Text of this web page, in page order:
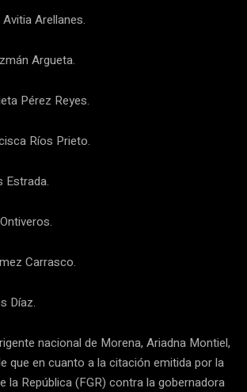
Arellanes.
Argueta.
Pérez Reyes.
Ríos Prieto.
Carrasco.
Díaz.
nacional de Morena, Ariadna Montiel,
que en cuanto a la citación emitida por la
la República (FGR) contra la gobernadora